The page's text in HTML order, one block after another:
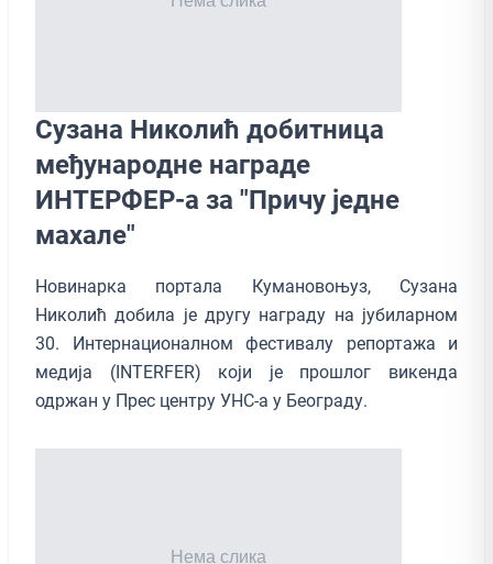
Сузана Николић добитница
међународне награде
ИНТЕРФЕР-а за "Причу једне
махале"
Новинарка портала Кумановоњуз, Сузана
Николић добила је другу награду на јубиларном
30. Интернационалном фестивалу репортажа и
медија (INTERFER) који је прошлог викенда
одржан у Прес центру УНС-а у Београду.